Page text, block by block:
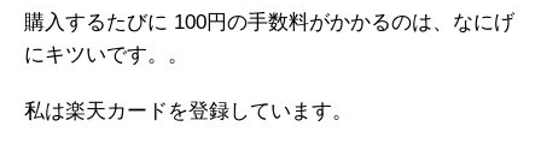
購入するたびに 100円の手数料がかかるのは、なにげ
にキツいです。。
私は楽天カードを登録しています。